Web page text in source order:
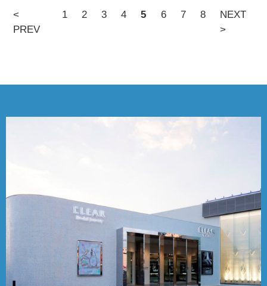
<
PREV
1 2 3 4 5 6 7 8
NEXT
>